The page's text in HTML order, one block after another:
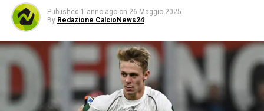
Published 1 anno ago on 26 Maggio 2025
By Redazione CalcioNews24